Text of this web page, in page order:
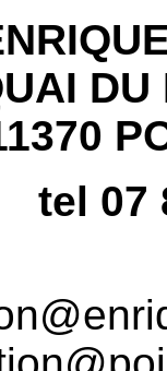
DU
tel 07